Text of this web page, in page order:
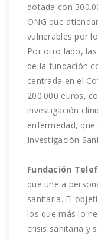
dotada con
ONG que
vulnerables por
Por otro lado,
de la fundación
centrada en el
200.000 euros,
investigación
enfermedad,
Investigación
Fundación
que une a
sanitaria. El
los que más lo
crisis sanitaria y